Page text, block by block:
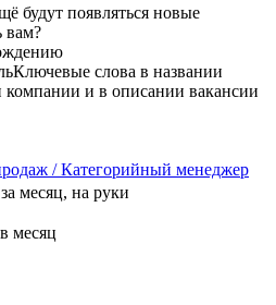
будут появляться новые
вам?
Ключевые слова в названии
компании и в описании вакансии
/ Категорийный менеджер
за месяц, на руки
месяц